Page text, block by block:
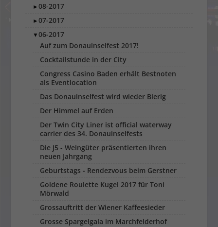
►08-2017
►07-2017
▼06-2017
Auf zum Donauinselfest 2017!
Cocktailstunde in der City
Congress Casino Baden erhält Bestnoten
als Eventlocation
Das Donauinselfest wird wieder Bierig
Der Himmel auf Erden
Der Twin City Liner ist official waterway
carrier des 34. Donauinselfests
Die J5 - Weingüter präsentierten ihren
neuen Jahrgang
Geburtstags - Rendezvous beim Gerstner
Goldene Roulette Kugel 2017 für Toni
Mörwald
Grossauftritt der Wiener Kaffeesieder
Grosse Spargelgala im Marchfelderhof